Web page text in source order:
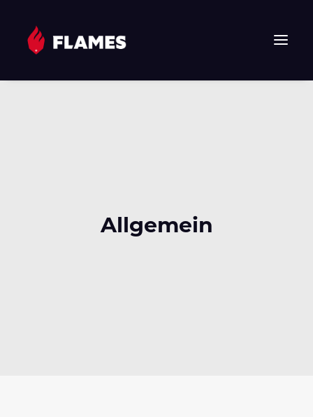
SPONSOREN & PARTNER
Allgemein